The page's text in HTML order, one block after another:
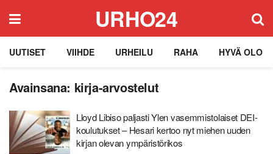
URHO24
UUTISET VIIHDE URHEILU RAHA HYVÄ OLO
Avainsana: kirja-arvostelut
Lloyd Libiso paljasti Ylen vasemmistolaiset DEI-
koulutukset – Hesari kertoo nyt miehen uuden
kirjan olevan ympäristörikos